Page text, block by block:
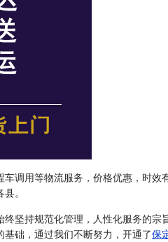
调用等物流服务，价格优惠，时效
。
坚持规范化管理，人性化服务的宗
础，通过我们不断努力，开通了保